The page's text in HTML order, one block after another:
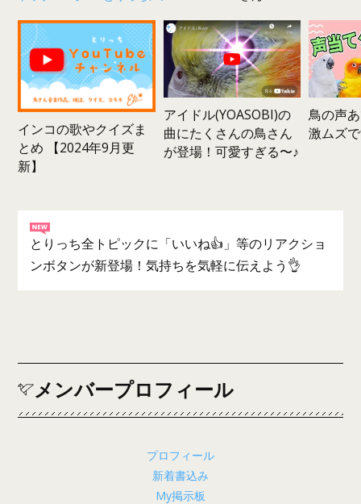
インコの歌やクイズま
とめ 【2024年9月更
新】
アイドル(YOASOBI)の
曲にたくさんの鳥さん
が登場！可愛すぎる〜♪
鳥の声
激ムズ
とりっち全トピックに「いいね👍」等のリアクショ
ンボタンが新登場！気持ちを気軽に伝えよう👌
メンバープロフィール
プロフィール
新着書込み
My掲示板